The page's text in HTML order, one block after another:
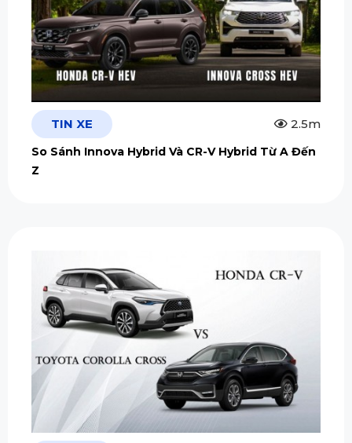
TIN XE 2.5m
So Sánh Innova Hybrid Và CR-V Hybrid Từ A Đến
Z